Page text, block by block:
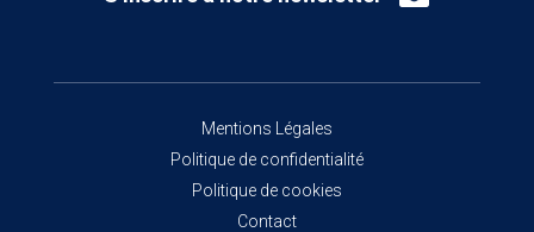
Mentions Légales
Politique de confidentialité
Politique de cookies
Contact